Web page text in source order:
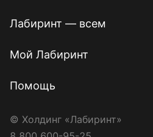
Лабиринт — всем
Мой Лабиринт
Помощь
© Холдинг «Лабиринт»